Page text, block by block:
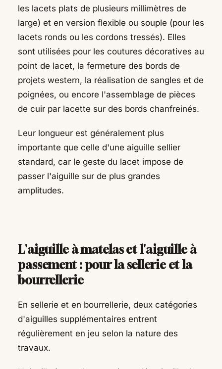
les lacets plats de plusieurs millimètres de
large) et en version flexible ou souple (pour les
lacets ronds ou les cordons tressés). Elles
sont utilisées pour les coutures décoratives au
point de lacet, la fermeture des bords de
projets western, la réalisation de sangles et de
poignées, ou encore l'assemblage de pièces
de cuir par lacette sur des bords chanfreinés.
Leur longueur est généralement plus
importante que celle d'une aiguille sellier
standard, car le geste du lacet impose de
passer l'aiguille sur de plus grandes
amplitudes.
L'aiguille à matelas et l'aiguille à
passement : pour la sellerie et la
bourrellerie
En sellerie et en bourrellerie, deux catégories
d'aiguilles supplémentaires entrent
régulièrement en jeu selon la nature des
travaux.